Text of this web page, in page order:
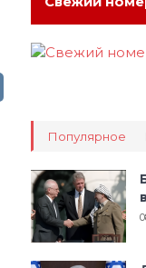
Популярное